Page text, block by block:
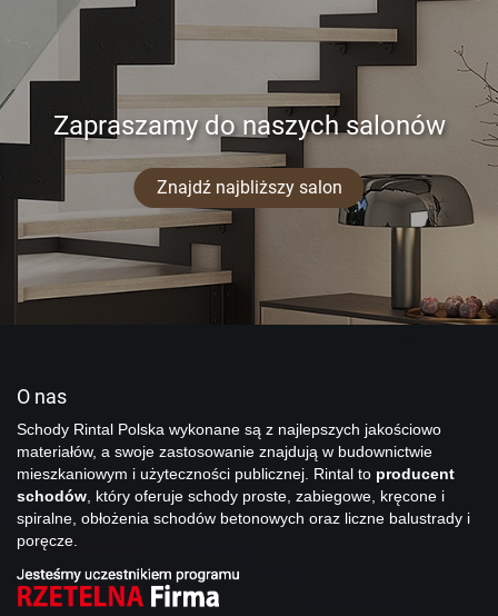
Zapraszamy do naszych salonów
Znajdź najbliższy salon
O nas
Schody Rintal Polska wykonane są z najlepszych jakościowo
materiałów, a swoje zastosowanie znajdują w budownictwie
mieszkaniowym i użyteczności publicznej. Rintal to producent
schodów , który oferuje schody proste, zabiegowe, kręcone i
spiralne, obłożenia schodów betonowych oraz liczne balustrady i
poręcze.